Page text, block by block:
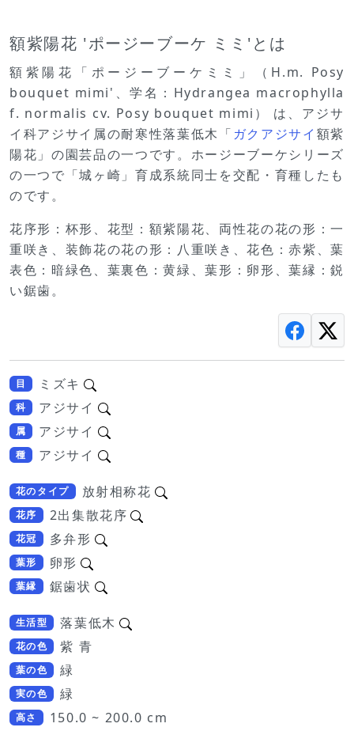
額紫陽花 'ポージーブーケ ミミ'とは
額紫陽花「ポージーブーケミミ」（H.m. Posy
bouquet mimi'、学名：Hydrangea macrophylla
f. normalis cv. Posy bouquet mimi） は、アジサ
イ科アジサイ属の耐寒性落葉低木「 ガクアジサイ 額紫
陽花」の園芸品の一つです。ホージーブーケシリーズ
の一つで「城ヶ崎」育成系統同士を交配・育種したも
のです。
花序形：杯形、花型：額紫陽花、両性花の花の形：一
重咲き、装飾花の花の形：八重咲き、花色：赤紫、葉
表色：暗緑色、葉裏色：黄緑、葉形：卵形、葉縁：鋭
い鋸歯。
目 ミズキ
科 アジサイ
属 アジサイ
種 アジサイ
花のタイプ 放射相称花
花序 2出集散花序
花冠 多弁形
葉形 卵形
葉縁 鋸歯状
生活型 落葉低木
花の色 紫 青
葉の色 緑
実の色 緑
高さ 150.0 ~ 200.0 cm